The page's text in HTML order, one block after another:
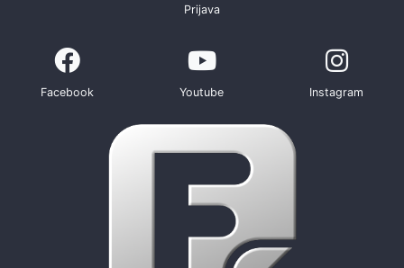
Prijava
Facebook Youtube Instagram